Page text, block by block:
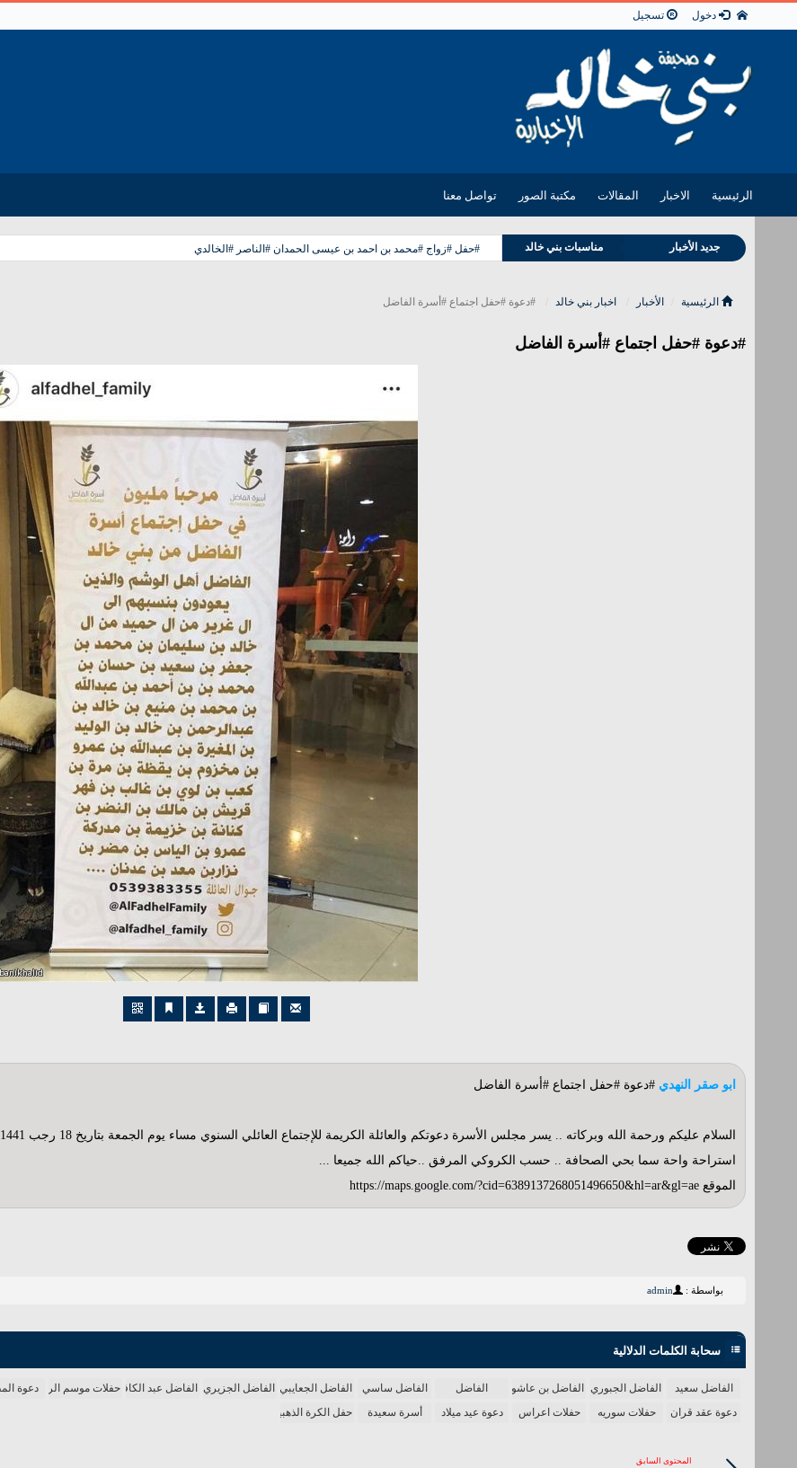
دخول تسجيل
الرئيسية الاخبار المقالات مكتبة الصور تواصل معنا
جديد الأخبار مناسبات بني خالد #حفل #زواج #محمد بن احمد بن عيسى الحمدان #الناصر #الخالدي
الرئيسية الأخبار اخبار بني خالد #دعوة #حفل اجتماع #أسرة الفاضل
#دعوة #حفل اجتماع #أسرة الفاضل
ابو صقر النهدي #دعوة #حفل اجتماع #أسرة الفاضل
استراحة واحة سما بحي الصحافة .. حسب الكروكي المرفق ..حياكم الله جميعا ...
الموقع https://maps.google.com/?cid=6389137268051496650&hl=ar&gl=ae
بواسطة : admin
سحابة الكلمات الدلالية
الفاضل سعيد الفاضل الجبوري الفاضل بن عاشور الفاضل الفاضل ساسي الفاضل الجعايبي الفاضل الجزيري الفاضل عبد الكافيحفلات موسم الرياضدعوة
دعوة عقد قران
حفلات سوريه حفلات اعراس دعوة عيد ميلاد أسرة سعيدة حفل الكرة الذهبية
المحتوى السابق